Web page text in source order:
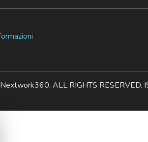
ALL RIGHTS RESERVED.